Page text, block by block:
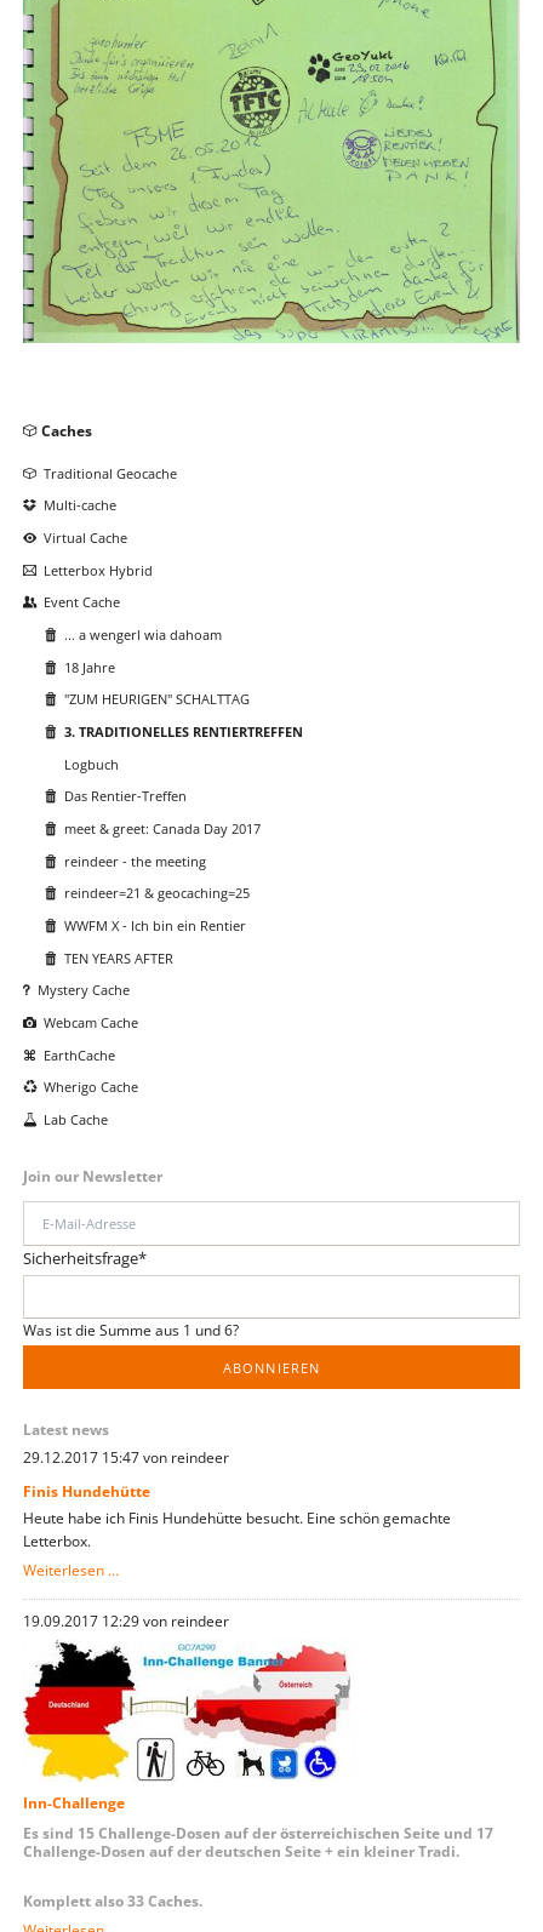
Navigation
Caches
Traditional Geocache
Multi-cache
Virtual Cache
Letterbox Hybrid
Event Cache
... a wengerl wia dahoam
18 Jahre
"ZUM HEURIGEN" SCHALTTAG
3. TRADITIONELLES RENTIERTREFFEN
Logbuch
Das Rentier-Treffen
meet & greet: Canada Day 2017
reindeer - the meeting
reindeer=21 & geocaching=25
WWFM X - Ich bin ein Rentier
TEN YEARS AFTER
Mystery Cache
Webcam Cache
EarthCache
Wherigo Cache
Lab Cache
Join our Newsletter
Mail-
Adresse
Pflichtfeld
Sicherheitsfrage*
Was ist die Summe aus 1 und 6?
ABONNIEREN
Latest news
29.12.2017 15:47von reindeer
Finis Hundehütte
Heute habe ich Finis Hundehütte besucht. Eine schön gemachte
Letterbox.
Weiterlesen …Finis
19.09.2017 12:29von reindeer
Inn-Challenge
Es sind 15 Challenge-Dosen auf der österreichischen Seite und 17
Challenge-Dosen auf der deutschen Seite + ein kleiner Tradi.
Komplett also 33 Caches.